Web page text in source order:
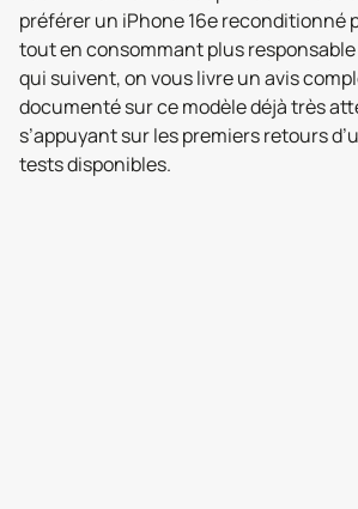
préférer un iPhone 16e reconditionné
tout en consommant plus responsable
qui suivent, on vous livre un avis
documenté sur ce modèle déjà très
s’appuyant sur les premiers retours
tests disponibles.